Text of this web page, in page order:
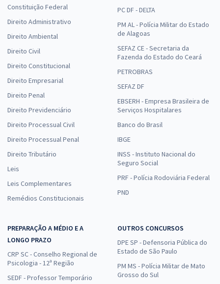
Constituição Federal
Direito Administrativo
Direito Ambiental
Direito Civil
Direito Constitucional
Direito Empresarial
Direito Penal
Direito Previdenciário
Direito Processual Civil
Direito Processual Penal
Direito Tributário
Leis
Leis Complementares
Remédios Constitucionais
PC DF - DELTA
PM AL - Polícia Militar do Estado
de Alagoas
SEFAZ CE - Secretaria da
Fazenda do Estado do Ceará
PETROBRAS
SEFAZ DF
EBSERH - Empresa Brasileira de
Serviços Hospitalares
Banco do Brasil
IBGE
INSS - Instituto Nacional do
Seguro Social
PRF - Polícia Rodoviária Federal
PND
PREPARAÇÃO A MÉDIO E A
LONGO PRAZO
CRP SC - Conselho Regional de
Psicologia - 12ª Região
SEDF - Professor Temporário
OUTROS CONCURSOS
DPE SP - Defensoria Pública do
Estado de São Paulo
PM MS - Polícia Militar de Mato
Grosso do Sul